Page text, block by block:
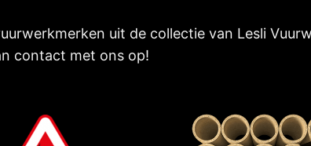
uit de collectie van Lesli
contact met ons op!